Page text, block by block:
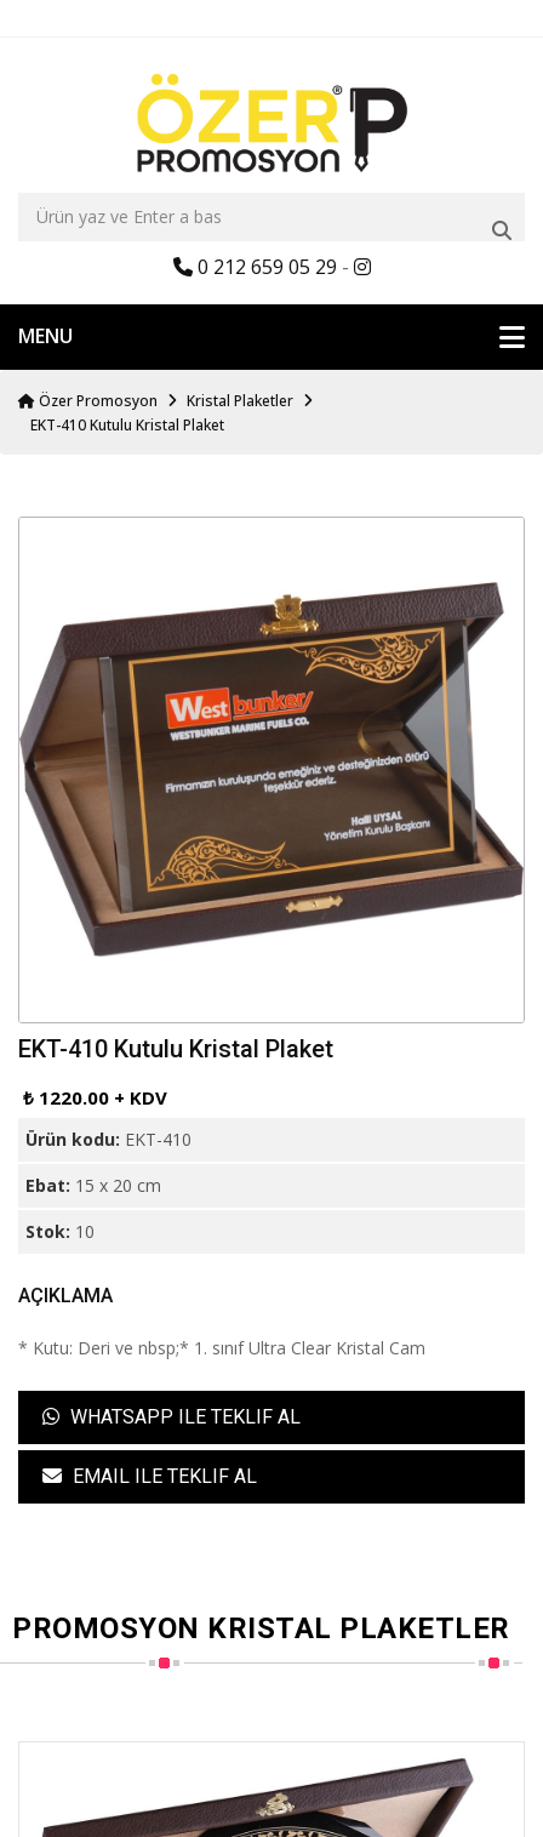
0 212 659 05 29 -
MENU
Özer Promosyon
Kristal Plaketler
EKT-410 Kutulu Kristal Plaket
EKT-410 Kutulu Kristal Plaket
₺ 1220.00 + KDV
Ürün kodu: EKT-410
Ebat: 15 x 20 cm
Stok: 10
AÇIKLAMA
* Kutu: Deri ve nbsp;* 1. sınıf Ultra Clear Kristal Cam
WHATSAPP ILE TEKLIF AL
EMAIL ILE TEKLIF AL
PROMOSYON KRISTAL PLAKETLER